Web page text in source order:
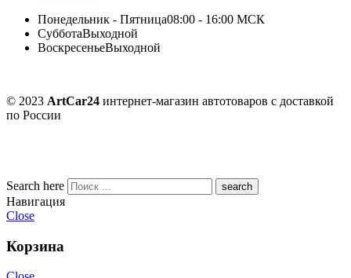
Понедельник - Пятница08:00 - 16:00 МСК
СубботаВыходной
ВоскресеньеВыходной
© 2023 ArtCar24 интернет-магазин автотоваров с доставкой
по России
Search here
Навигация
Close
Корзина